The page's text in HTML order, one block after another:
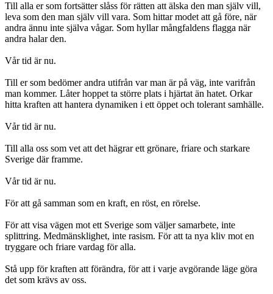
Till alla er som fortsätter slåss för rätten att älska den man själv vill,
leva som den man själv vill vara. Som hittar modet att gå före, när
andra ännu inte själva vågar. Som hyllar mångfaldens flagga när
andra halar den.
Vår tid är nu.
Till er som bedömer andra utifrån var man är på väg, inte varifrån
man kommer. Låter hoppet ta större plats i hjärtat än hatet. Orkar
hitta kraften att hantera dynamiken i ett öppet och tolerant samhälle.
Vår tid är nu.
Till alla oss som vet att det hägrar ett grönare, friare och starkare
Sverige där framme.
Vår tid är nu.
För att gå samman som en kraft, en röst, en rörelse.
För att visa vägen mot ett Sverige som väljer samarbete, inte
splittring. Medmänsklighet, inte rasism. För att ta nya kliv mot en
tryggare och friare vardag för alla.
Stå upp för kraften att förändra, för att i varje avgörande läge göra
det som krävs av oss.